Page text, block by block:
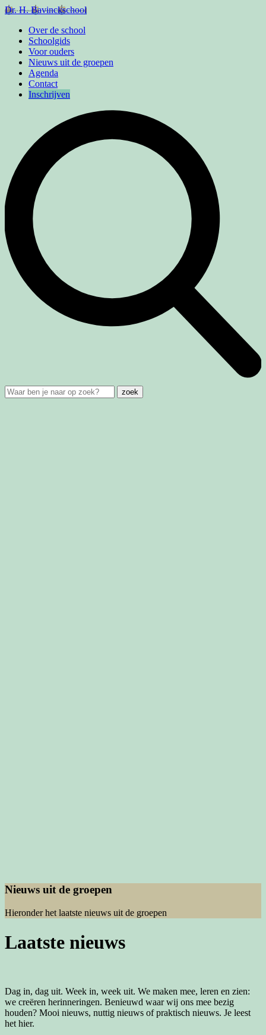
Dr. H. Bavinckschool
Over de school
Schoolgids
Voor ouders
Nieuws uit de groepen
Agenda
Contact
Inschrijven
Nieuws uit de groepen
Hieronder het laatste nieuws uit de groepen
Laatste nieuws
Dag in, dag uit. Week in, week uit. We maken mee, leren en zien:
we creëren herinneringen. Benieuwd waar wij ons mee bezig
houden? Mooi nieuws, nuttig nieuws of praktisch nieuws. Je leest
het hier.